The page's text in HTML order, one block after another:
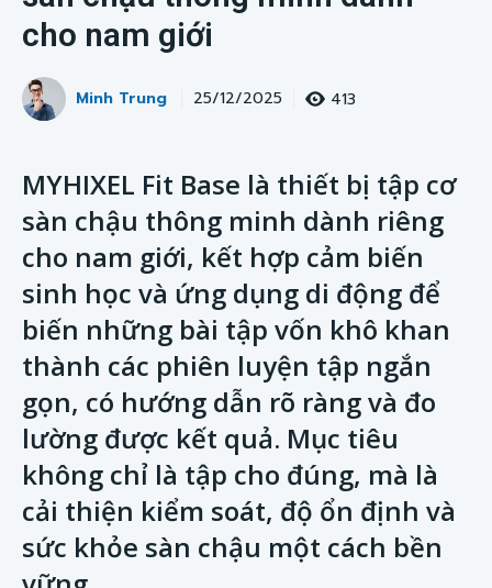
cho nam giới
Minh Trung 25/12/2025 413
MYHIXEL Fit Base là thiết bị tập cơ
sàn chậu thông minh dành riêng
cho nam giới, kết hợp cảm biến
sinh học và ứng dụng di động để
biến những bài tập vốn khô khan
thành các phiên luyện tập ngắn
gọn, có hướng dẫn rõ ràng và đo
lường được kết quả. Mục tiêu
không chỉ là tập cho đúng, mà là
cải thiện kiểm soát, độ ổn định và
sức khỏe sàn chậu một cách bền